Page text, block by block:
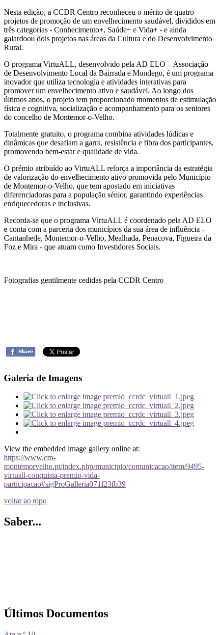
Nesta edição, a CCDR Centro reconheceu o mérito de quatro
projetos de promoção de um envelhecimento saudável, divididos em
três categorias - Conhecimento+, Saúde+ e Vida+ - e ainda
galardoou dois projetos nas áreas da Cultura e do Desenvolvimento
Rural.
O programa VirtuALL, desenvolvido pela AD ELO – Associação
de Desenvolvimento Local da Bairrada e Mondego, é um programa
inovador que utiliza tecnologia e atividades interativas para
promover um envelhecimento ativo e saudável. Ao longo dos
últimos anos, o projeto tem proporcionado momentos de estimulação
física e cognitiva, socialização e acompanhamento para os seniores
do concelho de Montemor-o-Velho.
Totalmente gratuito, o programa combina atividades lúdicas e
dinâmicas que desafiam a garra, resistência e fibra dos participantes,
promovendo bem-estar e qualidade de vida.
O prémio atribuído ao VirtuALL reforça a importância da estratégia
de valorização do envelhecimento ativo promovida pelo Município
de Montemor-o-Velho, que tem apostado em iniciativas
diferenciadoras para a população sénior, garantindo experiências
enriquecedoras e inclusivas.
Recorda-se que o programa VirtuALL é coordenado pela AD ELO
e conta com a parceria dos municípios da sua área de influência -
Cantanhede, Montemor-o-Velho, Mealhada, Penacova, Figueira da
Foz e Mira - que atuam como Investidores Sociais.
Fotografias gentilmente cedidas pela CCDR Centro
Galeria de Imagens
View the embedded image gallery online at:
https://www.cm-
montemorvelho.pt/index.php/municipio/comunicacao/item/9495-
virtuall-conquista-premio-vida-
participacao#sigProGalleria071f23fb39
voltar ao topo
Saber...
Últimos Documentos